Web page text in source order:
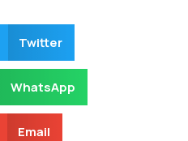
Twitter
WhatsApp
Email